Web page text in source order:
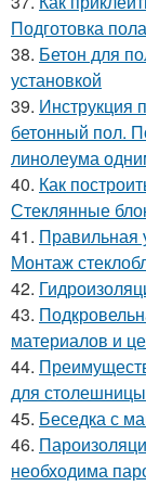
Подготовка
38. Бетон для
установкой
39. Инструкция
бетонный пол.
линолеума
40. Как
Стеклянные
41. Правильная
Монтаж
42.
43.
материалов и
44.
для столешницы
45. Беседка с
46.
необходима